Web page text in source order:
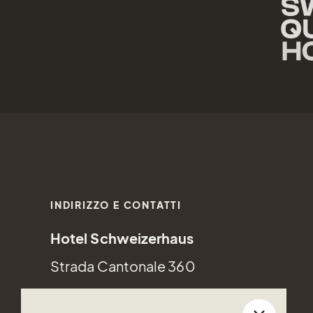
INDIRIZZO E CONTATTI
Hotel Schweizerhaus
Strada Cantonale 360
7516 Maloja